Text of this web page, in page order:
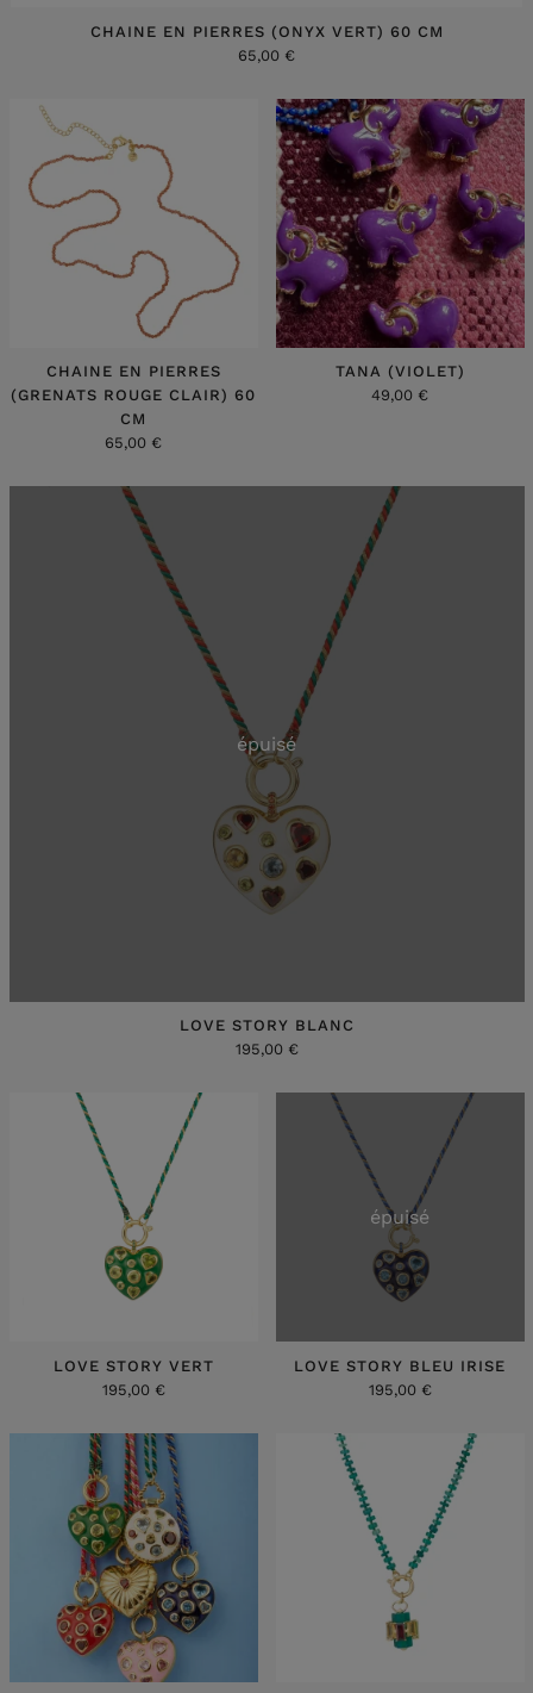
CHAINE EN PIERRES (ONYX VERT) 60 CM
65,00 €
CHAINE EN PIERRES
(GRENATS ROUGE CLAIR) 60
CM
65,00 €
TANA (VIOLET)
49,00 €
épuisé
LOVE STORY BLANC
195,00 €
LOVE STORY VERT
195,00 €
épuisé
LOVE STORY BLEU IRISE
195,00 €